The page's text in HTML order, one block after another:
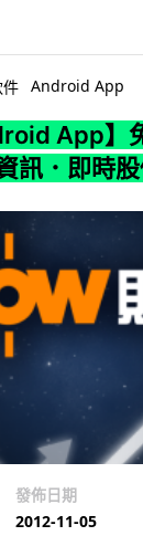
件 Android App
App】
訊．即時
發佈日期
2012-11-05